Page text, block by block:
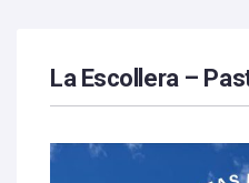
La Escollera –